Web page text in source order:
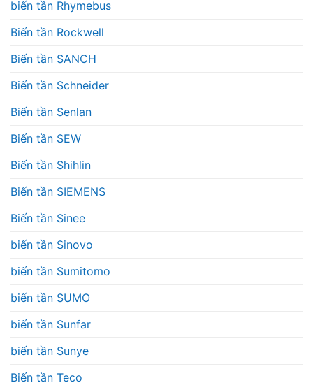
biến tần Rhymebus
Biến tần Rockwell
Biến tần SANCH
Biến tần Schneider
Biến tần Senlan
Biến tần SEW
Biến tần Shihlin
Biến tần SIEMENS
Biến tần Sinee
biến tần Sinovo
biến tần Sumitomo
biến tần SUMO
biến tần Sunfar
biến tần Sunye
Biến tần Teco